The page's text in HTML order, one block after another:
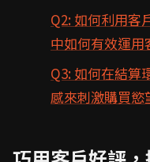
Q2: 如何利用客
中如何有效運用
Q3: 如何在結算
感來刺激購買慾